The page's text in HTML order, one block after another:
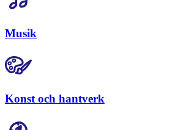
Musik
Konst och hantverk